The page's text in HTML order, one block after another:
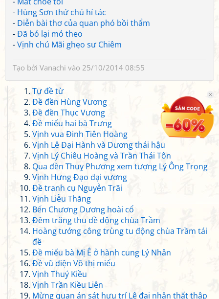
- Hùng Sơn thứ chú hí tác
- Diễn bài thơ của quan phó bồi thẩm
-Đã bỏ lại mó theo
-Vịnh chú Mãi ghẹo sư Chiêm
Tạo bởi Vanachi vào 25/10/2014 08:55
Tự đề từ
Đề đền Hùng Vương
Đề đền Thục Vương
Đề miếu hai bà Trưng
Vịnh vua Đinh Tiên Hoàng
Vịnh Lê Đại Hành và Dương thái hậu
Vịnh Lý Chiêu Hoàng và Trần Thái Tôn
Qua đền Thuỵ Phương xem tượng Lý Ông Trọng
Vịnh Hưng Đạo đại vương
Đề tranh cụ Nguyễn Trãi
Vịnh Liễu Thăng
Bến Chương Dương hoài cổ
Đêm trăng thu đề động chùa Trầm
Hoàng tướng công trùng tu động chùa Trầm tái
đề
Đề miếu bà Mị Ê ở hành cung Lý Nhân
Đề vũ điện Võ thị miếu
Vịnh Thuý Kiều
Vịnh Trần Kiều Liên
Mừng quan án sát hưu trí Lê đại nhân thất thập